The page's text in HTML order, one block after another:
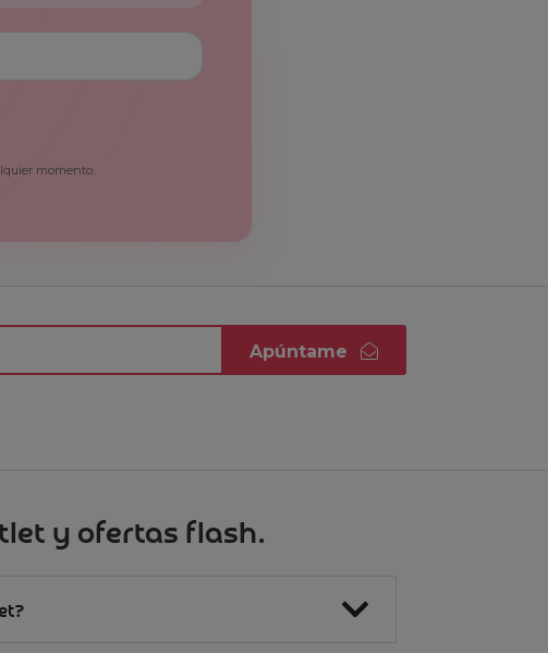
momento.
Apúntame
y ofertas flash.